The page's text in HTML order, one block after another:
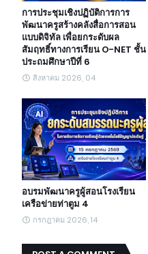
การประชุมเชิงปฏิบัติการการ
พัฒนาครูสร้างคลังสื่อการสอน
แบบดิจิทัล เพื่อยกระดับผล
สัมฤทธิ์ทางการเรียน O-NET ชั้น
ประถมศึกษาปีที่ 6
สิงหาคม 2026, 04
อบรมพัฒนาครูผู้สอนโรงเรียน
เครือข่ายท่าตูม 4
กรกฎาคม 2026, 14